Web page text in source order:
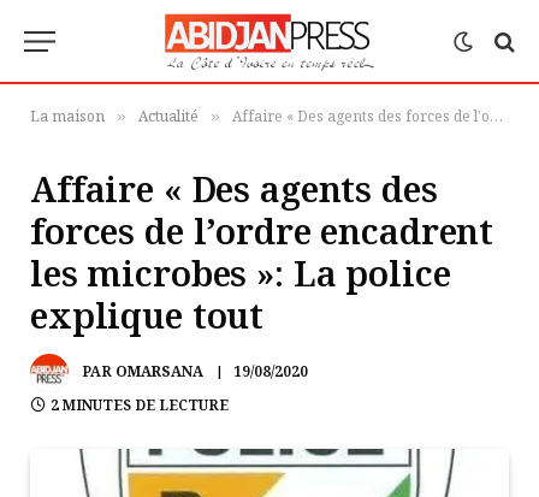
La maison » Actualité » Affaire « Des agents des forces de l’ordre encadrent les microbes »: La police explique tout
Affaire « Des agents des
forces de l’ordre encadrent
les microbes »: La police
explique tout
PAR OMARSANA
19/08/2020
2 MINUTES DE LECTURE